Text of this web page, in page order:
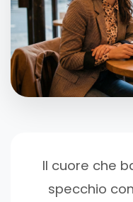
Il cuore che
specchio